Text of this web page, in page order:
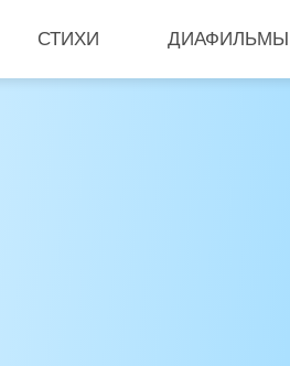
СТИХИ ДИАФИЛЬМЫ